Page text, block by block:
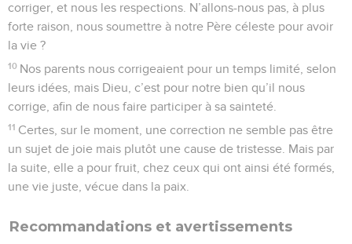
corriger, et nous les respections. N’allons-nous pas, à plus
forte raison, nous soumettre à notre Père céleste pour avoir
la vie ?
10 Nos parents nous corrigeaient pour un temps limité, selon
leurs idées, mais Dieu, c’est pour notre bien qu’il nous
corrige, afin de nous faire participer à sa sainteté.
11 Certes, sur le moment, une correction ne semble pas être
un sujet de joie mais plutôt une cause de tristesse. Mais par
la suite, elle a pour fruit, chez ceux qui ont ainsi été formés,
une vie juste, vécue dans la paix.
Recommandations et avertissements